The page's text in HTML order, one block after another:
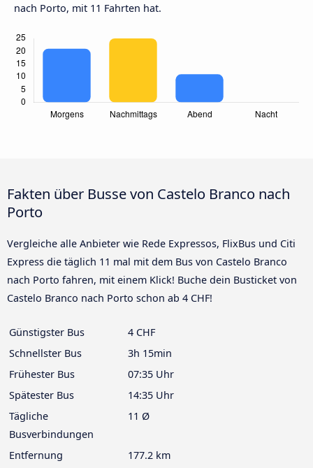
nach Porto, mit 11 Fahrten hat.
Fakten über Busse von Castelo Branco nach
Porto
Vergleiche alle Anbieter wie Rede Expressos, FlixBus und Citi
Express die täglich 11 mal mit dem Bus von Castelo Branco
nach Porto fahren, mit einem Klick! Buche dein Busticket von
Castelo Branco nach Porto schon ab 4 CHF!
Günstigster Bus
4 CHF
Schnellster Bus
3h 15min
Frühester Bus
07:35 Uhr
Spätester Bus
14:35 Uhr
Tägliche
Busverbindungen
11 Ø
Entfernung 177.2 km